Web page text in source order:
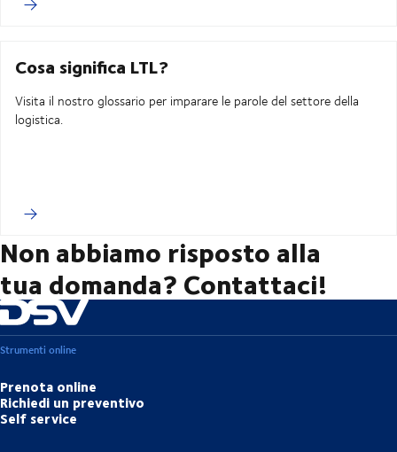
Cosa significa LTL?
Visita il nostro glossario per imparare le parole del settore della
logistica.
Non abbiamo risposto alla
tua domanda? Contattaci!
Strumenti online
Prenota online
Richiedi un preventivo
Self service